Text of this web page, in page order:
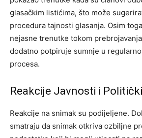
glasačkim listićima, što može
procedura tajnosti glasanja. Osim
nejasne trenutke tokom
dodatno potpiruje sumnje u
procesa.
Reakcije Javnosti i
Reakcije na snimak su podijeljene.
smatraju da snimak otkriva ozbiljne